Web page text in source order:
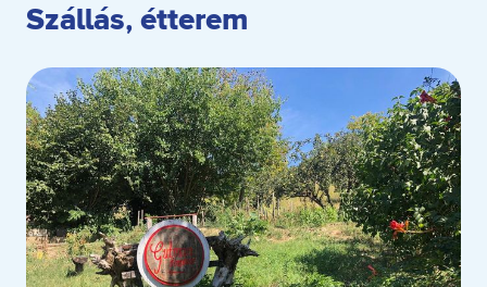
Szállás, étterem